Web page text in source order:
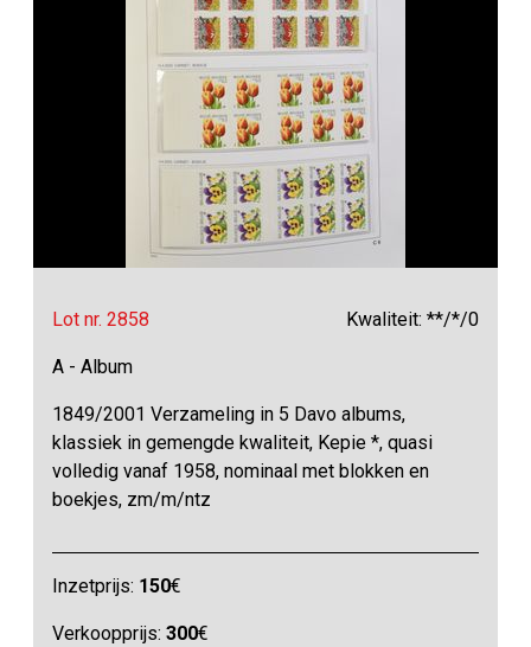
Lot nr. 2858 Kwaliteit: **/*/0
A - Album
1849/2001 Verzameling in 5 Davo albums,
klassiek in gemengde kwaliteit, Kepie *, quasi
volledig vanaf 1958, nominaal met blokken en
boekjes, zm/m/ntz
Inzetprijs: 150€
Verkoopprijs:300€